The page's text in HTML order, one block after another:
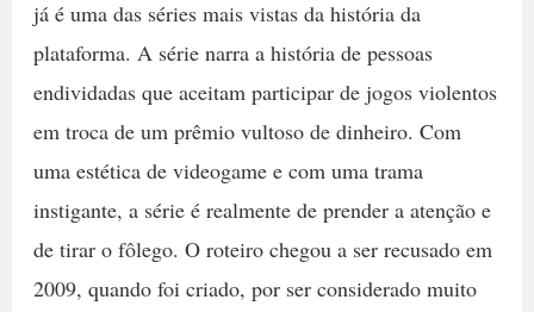
já é uma das séries mais vistas da história da
plataforma. A série narra a história de pessoas
endividadas que aceitam participar de jogos violentos
em troca de um prêmio vultoso de dinheiro. Com
uma estética de videogame e com uma trama
instigante, a série é realmente de prender a atenção e
de tirar o fôlego. O roteiro chegou a ser recusado em
2009, quando foi criado, por ser considerado muito